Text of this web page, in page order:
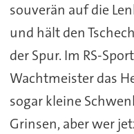
souverän auf die
und hält den
der Spur. Im RS-
Wachtmeister das
sogar kleine
Grinsen, aber wer